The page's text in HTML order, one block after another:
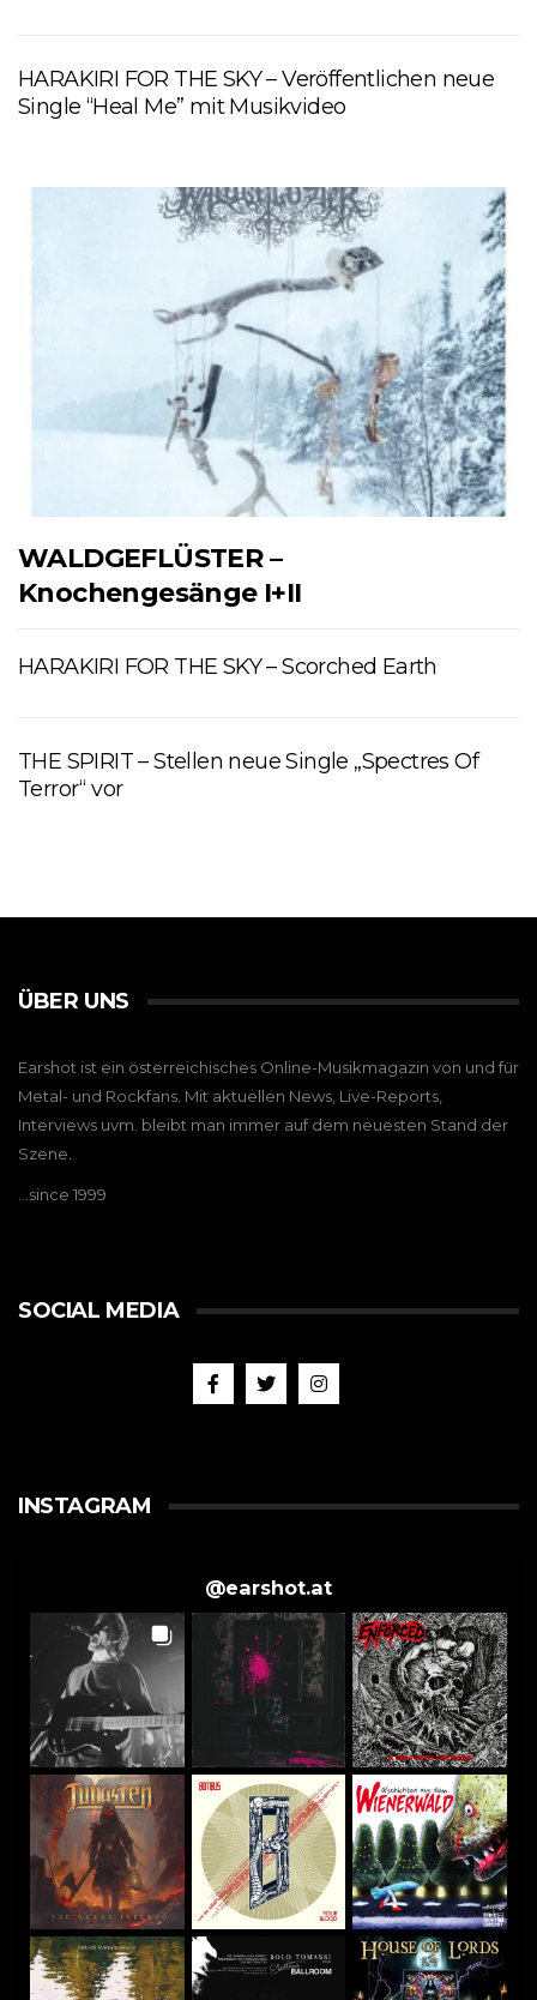
HARAKIRI FOR THE SKY – Veröffentlichen neue
Single “Heal Me” mit Musikvideo
WALDGEFLÜSTER –
Knochengesänge I+II
HARAKIRI FOR THE SKY – Scorched Earth
THE SPIRIT – Stellen neue Single „Spectres Of
Terror“ vor
ÜBER UNS
Earshot ist ein österreichisches Online-Musikmagazin von und für
Metal- und Rockfans. Mit aktuellen News, Live-Reports,
Interviews uvm. bleibt man immer auf dem neuesten Stand der
Szene.
…since 1999
SOCIAL MEDIA
INSTAGRAM
@earshot.at